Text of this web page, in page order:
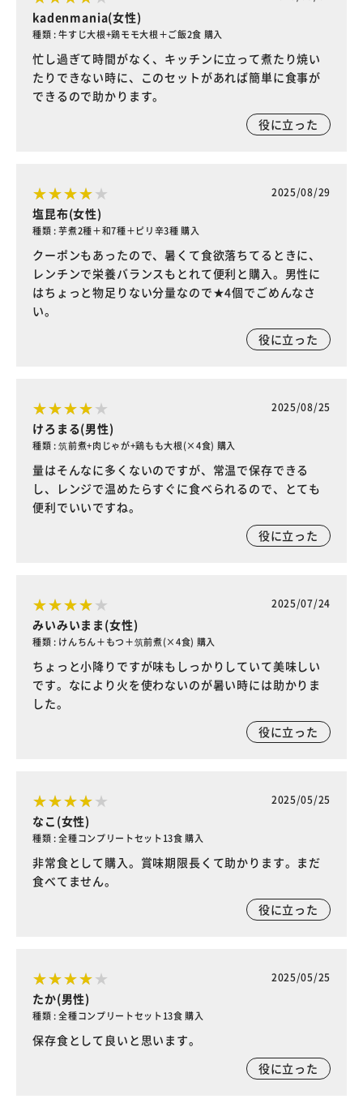
kadenmania(女性)
種類 : 牛すじ大根+鶏モモ大根＋ご飯2食 購入
忙し過ぎて時間がなく、キッチンに立って煮たり焼い
たりできない時に、このセットがあれば簡単に食事が
できるので助かります。
役に立った
2025/08/29
塩昆布(女性)
種類 : 芋煮2種＋和7種＋ピリ辛3種 購入
クーポンもあったので、暑くて食欲落ちてるときに、
レンチンで栄養バランスもとれて便利と購入。男性に
はちょっと物足りない分量なので★4個でごめんなさ
い。
役に立った
2025/08/25
けろまる(男性)
種類 : 筑前煮+肉じゃが+鶏もも大根(×4食) 購入
量はそんなに多くないのですが、常温で保存できる
し、レンジで温めたらすぐに食べられるので、とても
便利でいいですね。
役に立った
2025/07/24
みいみいまま(女性)
種類 : けんちん＋もつ＋筑前煮(×4食) 購入
ちょっと小降りですが味もしっかりしていて美味しい
です。なにより火を使わないのが暑い時には助かりま
した。
役に立った
2025/05/25
なこ(女性)
種類 : 全種コンプリートセット13食 購入
非常食として購入。賞味期限長くて助かります。まだ
食べてません。
役に立った
2025/05/25
たか(男性)
種類 : 全種コンプリートセット13食 購入
保存食として良いと思います。
役に立った